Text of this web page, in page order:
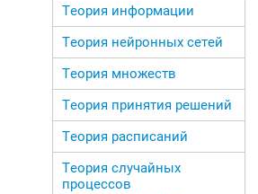
Теория информации
Теория нейронных сетей
Теория множеств
Теория принятия решений
Теория расписаний
Теория случайных
процессов